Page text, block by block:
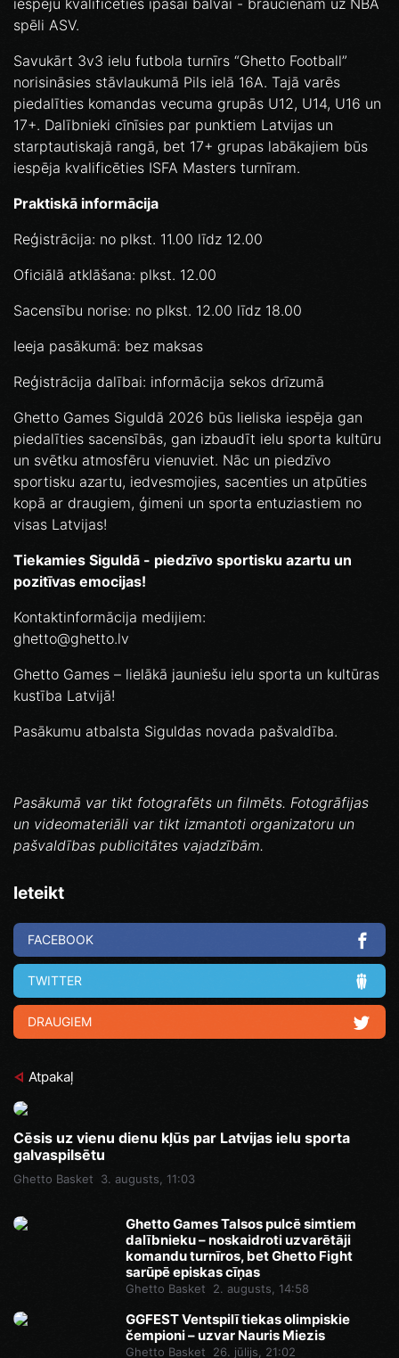
spēli ASV.
Savukārt 3v3 ielu futbola turnīrs “Ghetto Football”
norisināsies stāvlaukumā Pils ielā 16A. Tajā varēs
piedalīties komandas vecuma grupās U12, U14, U16 un
17+. Dalībnieki cīnīsies par punktiem Latvijas un
starptautiskajā rangā, bet 17+ grupas labākajiem būs
iespēja kvalificēties ISFA Masters turnīram.
Praktiskā informācija
Reģistrācija: no plkst. 11.00 līdz 12.00
Oficiālā atklāšana: plkst. 12.00
Sacensību norise: no plkst. 12.00 līdz 18.00
Ieeja pasākumā: bez maksas
Reģistrācija dalībai: informācija sekos drīzumā
Ghetto Games Siguldā 2026 būs lieliska iespēja gan
piedalīties sacensībās, gan izbaudīt ielu sporta kultūru
un svētku atmosfēru vienuviet. Nāc un piedzīvo
sportisku azartu, iedvesmojies, sacenties un atpūties
kopā ar draugiem, ģimeni un sporta entuziastiem no
visas Latvijas!
Tiekamies Siguldā - piedzīvo sportisku azartu un
pozitīvas emocijas!
Kontaktinformācija medijiem:
ghetto@ghetto.lv
Ghetto Games – lielākā jauniešu ielu sporta un kultūras
kustība Latvijā!
Pasākumu atbalsta Siguldas novada pašvaldība.
Pasākumā var tikt fotografēts un filmēts. Fotogrāfijas
un videomateriāli var tikt izmantoti organizatoru un
pašvaldības publicitātes vajadzībām.
Ieteikt
FACEBOOK
TWITTER
DRAUGIEM
Atpakaļ
Cēsis uz vienu dienu kļūs par Latvijas ielu sporta
galvaspilsētu
Ghetto Basket 3. augusts, 11:03
Ghetto Games Talsos pulcē simtiem
dalībnieku – noskaidroti uzvarētāji
komandu turnīros, bet Ghetto Fight
sarūpē episkas cīņas
Ghetto Basket 2. augusts, 14:58
GGFEST Ventspilī tiekas olimpiskie
čempioni – uzvar Nauris Miezis
Ghetto Basket 26. jūlijs, 21:02